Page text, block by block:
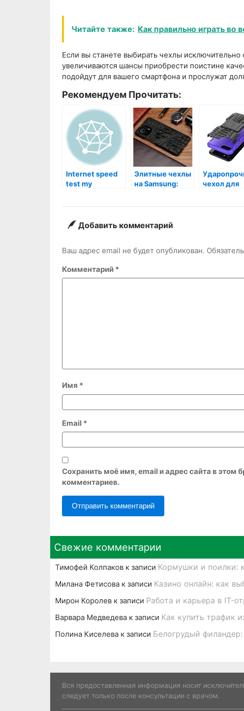
Читайте также: Как правильно играть во
Если вы станете выбирать чехлы исключительно
увеличиваются шансы приобрести поистине
подойдут для вашего смартфона и прослужат
Рекомендуем Прочитать:
Internet speed
test my
Элитные чехлы
на Samsung:
чехол для
Добавить комментарий
Ваш адрес email не будет опубликован.
Комментарий *
Имя *
Email *
Сохранить моё имя, email и адрес сайта в этом
комментариев.
Свежие комментарии
Тимофей Колпаков к записи Кормушки и поилки:
Милана Фетисова к записи Казино онлайн: как
Мирон Королев к записи Работа и карьера в IT-
Варвара Медведева к записи Как купить трафик
Полина Киселева к записи Белогрудый
Вся предоставленная информация носит
следует только после консультации с врачом.